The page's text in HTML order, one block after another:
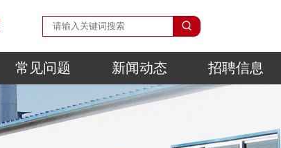
常见问题 新闻动态 招聘信息